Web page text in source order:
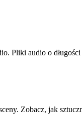
Pliki audio o
Zobacz, jak